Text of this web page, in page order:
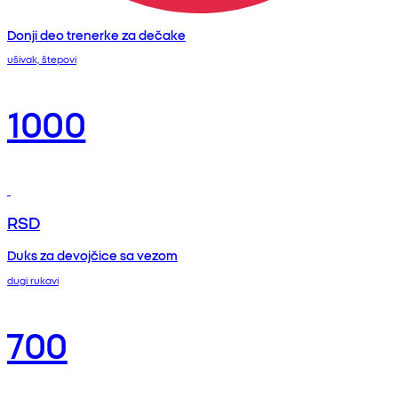
Donji deo trenerke za dečake
ušivak, štepovi
1000
RSD
Duks za devojčice sa vezom
dugi rukavi
700